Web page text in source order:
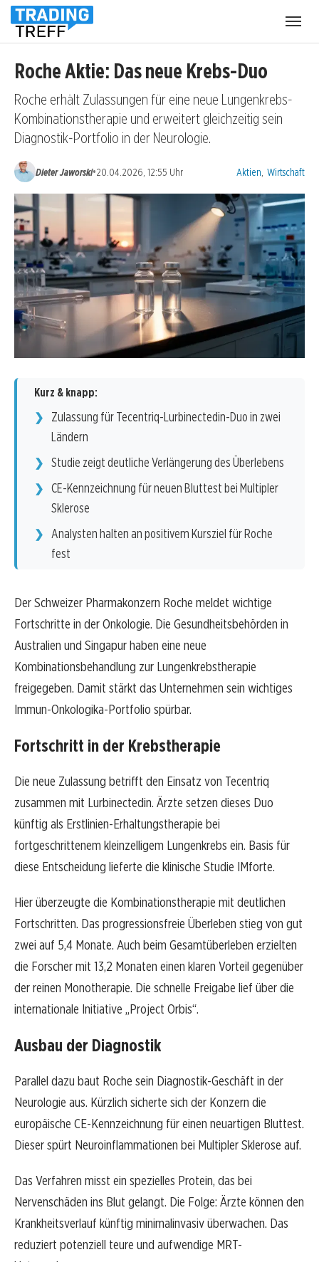
Roche Aktie: Das neue Krebs-Duo
Roche erhält Zulassungen für eine neue Lungenkrebs-
Kombinationstherapie und erweitert gleichzeitig sein
Diagnostik-Portfolio in der Neurologie.
Dieter Jaworski•20.04.2026, 12:55 Uhr Kategorien:
Aktien Wirtschaft
Kurz & knapp:
Zulassung für Tecentriq-Lurbinectedin-Duo in zwei
Ländern
Studie zeigt deutliche Verlängerung des Überlebens
CE-Kennzeichnung für neuen Bluttest bei Multipler
Sklerose
Analysten halten an positivem Kursziel für Roche
fest
Der Schweizer Pharmakonzern Roche meldet wichtige
Fortschritte in der Onkologie. Die Gesundheitsbehörden in
Australien und Singapur haben eine neue
Kombinationsbehandlung zur Lungenkrebstherapie
freigegeben. Damit stärkt das Unternehmen sein wichtiges
Immun-Onkologika-Portfolio spürbar.
Fortschritt in der Krebstherapie
Die neue Zulassung betrifft den Einsatz von Tecentriq
zusammen mit Lurbinectedin. Ärzte setzen dieses Duo
künftig als Erstlinien-Erhaltungstherapie bei
fortgeschrittenem kleinzelligem Lungenkrebs ein. Basis für
diese Entscheidung lieferte die klinische Studie IMforte.
Hier überzeugte die Kombinationstherapie mit deutlichen
Fortschritten. Das progressionsfreie Überleben stieg von gut
zwei auf 5,4 Monate. Auch beim Gesamtüberleben erzielten
die Forscher mit 13,2 Monaten einen klaren Vorteil gegenüber
der reinen Monotherapie. Die schnelle Freigabe lief über die
internationale Initiative „Project Orbis“.
Ausbau der Diagnostik
Parallel dazu baut Roche sein Diagnostik-Geschäft in der
Neurologie aus. Kürzlich sicherte sich der Konzern die
europäische CE-Kennzeichnung für einen neuartigen Bluttest.
Dieser spürt Neuroinflammationen bei Multipler Sklerose auf.
Das Verfahren misst ein spezielles Protein, das bei
Nervenschäden ins Blut gelangt. Die Folge: Ärzte können den
Krankheitsverlauf künftig minimalinvasiv überwachen. Das
reduziert potenziell teure und aufwendige MRT-